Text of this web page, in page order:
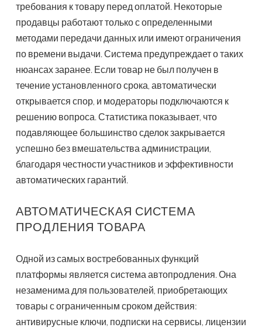
требования к товару перед оплатой. Некоторые
продавцы работают только с определенными
методами передачи данных или имеют ограничения
по времени выдачи. Система предупреждает о таких
нюансах заранее. Если товар не был получен в
течение установленного срока, автоматически
открывается спор, и модераторы подключаются к
решению вопроса. Статистика показывает, что
подавляющее большинство сделок закрывается
успешно без вмешательства администрации,
благодаря честности участников и эффективности
автоматических гарантий.
АВТОМАТИЧЕСКАЯ СИСТЕМА
ПРОДЛЕНИЯ ТОВАРА
Одной из самых востребованных функций
платформы является система автопродления. Она
незаменима для пользователей, приобретающих
товары с ограниченным сроком действия:
антивирусные ключи, подписки на сервисы, лицензии